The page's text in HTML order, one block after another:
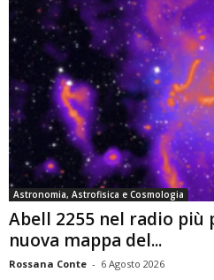
Astronomia, Astrofisica e Cosmologia
Abell 2255 nel radio più
nuova mappa del...
Rossana Conte - 6 Agosto 2026